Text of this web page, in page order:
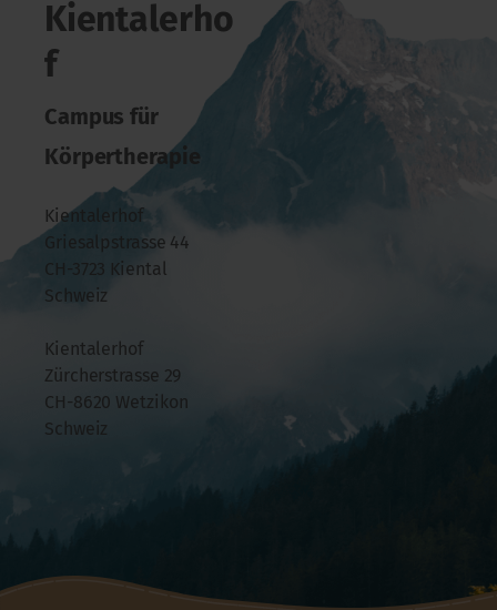
Kientalerho
f
Campus für
Körpertherapie
Kientalerhof
Griesalpstrasse 44
CH-3723 Kiental
Schweiz
Kientalerhof
Zürcherstrasse 29
CH-8620 Wetzikon
Schweiz